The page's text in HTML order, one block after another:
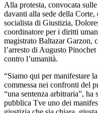
Alla protesta, convocata
davanti alla sede della
socialista di Giustizia,
coordinatore per i diritti
magistrato Baltazar Garzon,
l’arresto di Augusto
contro l’umanità.
“Siamo qui per manifestare
commessa nei confronti del
“una sentenza arbitraria”,
pubblica Tve uno dei